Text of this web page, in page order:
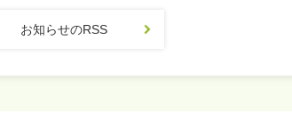
お知らせのRSS